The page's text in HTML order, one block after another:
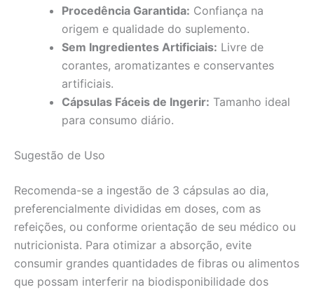
Procedência Garantida: Confiança na
origem e qualidade do suplemento.
Sem Ingredientes Artificiais: Livre de
corantes, aromatizantes e conservantes
artificiais.
Cápsulas Fáceis de Ingerir: Tamanho ideal
para consumo diário.
Sugestão de Uso
Recomenda-se a ingestão de 3 cápsulas ao dia,
preferencialmente divididas em doses, com as
refeições, ou conforme orientação de seu médico ou
nutricionista. Para otimizar a absorção, evite
consumir grandes quantidades de fibras ou alimentos
que possam interferir na biodisponibilidade dos